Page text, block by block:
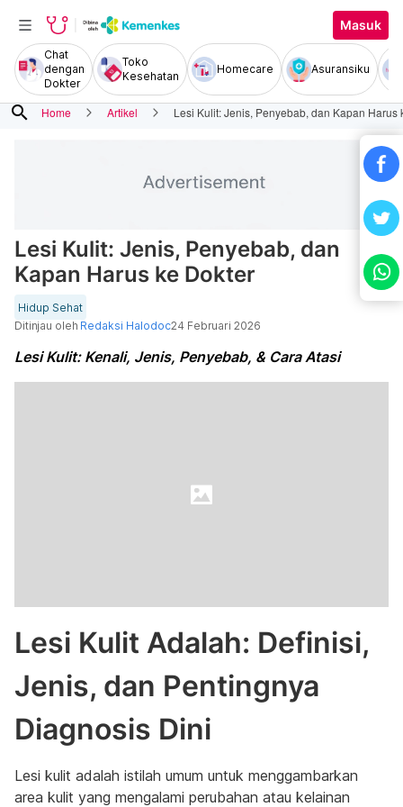
Masuk
Chat
dengan
Dokter
Toko
Kesehatan
Homecare Asuransiku
search Home Artikel Lesi Kulit: Jenis, Penyebab, dan Kapan Harus
Lesi Kulit: Jenis, Penyebab, dan
Kapan Harus ke Dokter
Hidup Sehat
Ditinjau oleh Redaksi Halodoc24 Februari 2026
Lesi Kulit: Kenali, Jenis, Penyebab, & Cara Atasi
Lesi Kulit Adalah: Definisi,
Jenis, dan Pentingnya
Diagnosis Dini
Lesi kulit adalah istilah umum untuk menggambarkan
area kulit yang mengalami perubahan atau kelainan